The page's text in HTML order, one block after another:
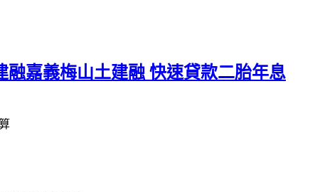
嘉義梅山土建融 快速貸款二胎年息